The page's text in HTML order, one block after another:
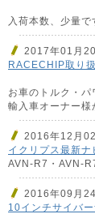
入荷本数、少量
2017年01月
RACECHIP取り
お車のトルク・パ
輸入車オーナー様
2016年12月
イクリプス最新
AVN-R7・AVN-
2016年09月
10インチサイバ